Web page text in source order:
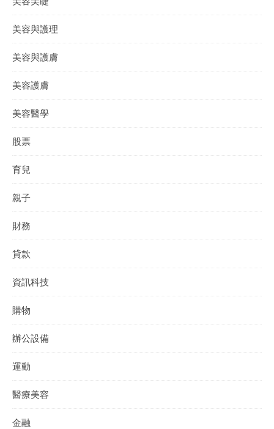
美容與護理
美容與護膚
美容護膚
美容醫學
股票
育兒
親子
財務
貸款
資訊科技
購物
辦公設備
運動
醫療美容
金融